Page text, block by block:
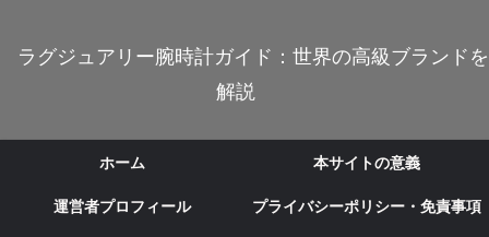
ラグジュアリー腕時計ガイド：世界の高級ブランドを
解説
ホーム
本サイトの意義
運営者プロフィール
プライバシーポリシー・免責事項